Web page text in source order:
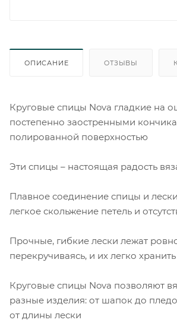
ОПИСАНИЕ ОТЗЫВЫ
Круговые спицы Nova гладкие на
постепенно заостренными
полированной поверхностью
Эти спицы – настоящая радость
Плавное соединение спицы и
легкое скольжение петель и
Прочные, гибкие лески лежат
перекручиваясь, и их легко хранить
Круговые спицы Nova позволяют
разные изделия: от шапок до
от длины лески